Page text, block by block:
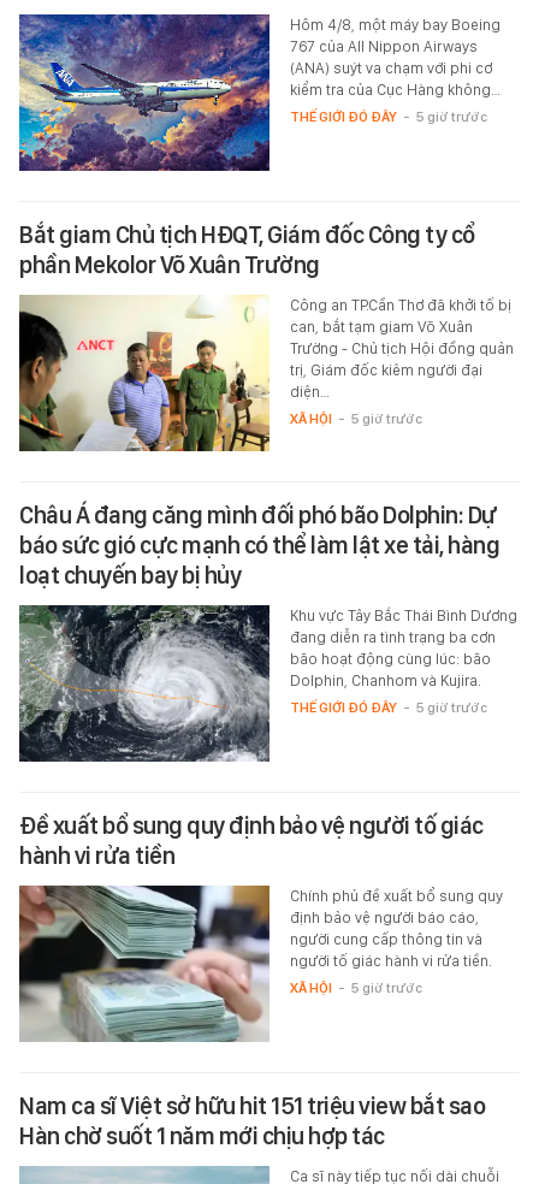
Hôm 4/8, một máy bay Boeing
767 của All Nippon Airways
(ANA) suýt va chạm với phi cơ
kiểm tra của Cục Hàng không…
THẾ GIỚI ĐÓ ĐÂY - 5 giờ trước
Bắt giam Chủ tịch HĐQT, Giám đốc Công ty cổ
phần Mekolor Võ Xuân Trường
Công an TP.Cần Thơ đã khởi tố bị
can, bắt tạm giam Võ Xuân
Trường - Chủ tịch Hội đồng quản
trị, Giám đốc kiêm người đại
diện…
XÃ HỘI - 5 giờ trước
Châu Á đang căng mình đối phó bão Dolphin: Dự
báo sức gió cực mạnh có thể làm lật xe tải, hàng
loạt chuyến bay bị hủy
Khu vực Tây Bắc Thái Bình Dương
đang diễn ra tình trạng ba cơn
bão hoạt động cùng lúc: bão
Dolphin, Chanhom và Kujira.
THẾ GIỚI ĐÓ ĐÂY - 5 giờ trước
Đề xuất bổ sung quy định bảo vệ người tố giác
hành vi rửa tiền
Chính phủ đề xuất bổ sung quy
định bảo vệ người báo cáo,
người cung cấp thông tin và
người tố giác hành vi rửa tiền.
XÃ HỘI - 5 giờ trước
Nam ca sĩ Việt sở hữu hit 151 triệu view bắt sao
Hàn chờ suốt 1 năm mới chịu hợp tác
Ca sĩ này tiếp tục nối dài chuỗi